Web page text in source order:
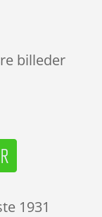
billeder
1931